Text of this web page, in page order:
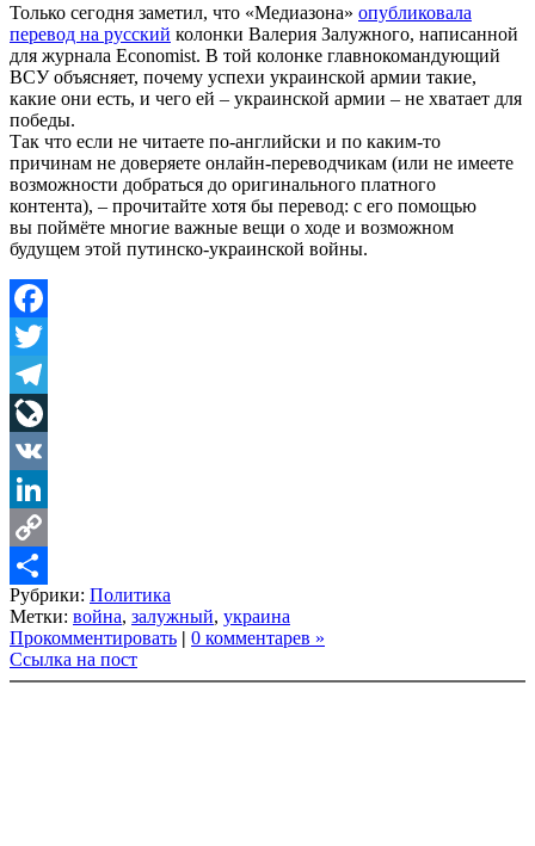
Только сегодня заметил, что «Медиазона» опубликовала
перевод на русский колонки Валерия Залужного, написанной
для журнала Economist. В той колонке главнокомандующий
ВСУ объясняет, почему успехи украинской армии такие,
какие они есть, и чего ей – украинской армии – не хватает для
победы.
Так что если не читаете по-английски и по каким-то
причинам не доверяете онлайн-переводчикам (или не имеете
возможности добраться до оригинального платного
контента), – прочитайте хотя бы перевод: с его помощью
вы поймёте многие важные вещи о ходе и возможном
будущем этой путинско-украинской войны.
Facebook
Twitter
Telegram
LiveJournal
VK
LinkedIn
Copy
Link
Share
Рубрики: Политика
Метки: война, залужный, украина
Прокомментировать | 0 комментарев »
Ссылка на пост